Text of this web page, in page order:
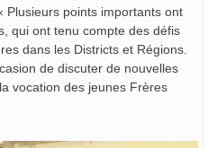
Plusieurs points importants ont
qui ont tenu compte des défis
dans les Districts et Régions.
de discuter de nouvelles
vocation des jeunes Frères